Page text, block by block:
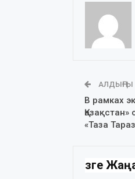
АЛДЫҢҒЫ
В рамках
«Таза
Өзге